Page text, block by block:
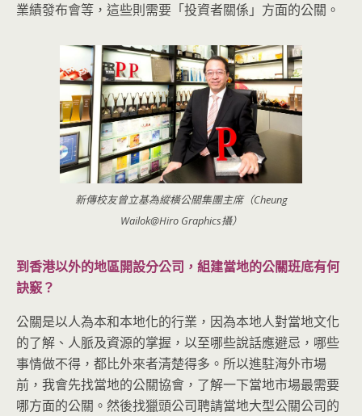
業績發布會等，這些則需要「投資者關係」方面的公關。
新傳校友曾立基為縱橫公關集團主席（Cheung
Wailok@Hiro Graphics攝）
到香港以外的地區開設分公司，組建當地的公關班底有何
訣竅？
公關是以人為本和本地化的行業，因為本地人對當地文化
的了解、人脈及資源的掌握，以至哪些說話應避忌，哪些
事情做不得，都比外來者清楚得多。所以進駐海外市場
前，我會先找當地的公關協會，了解一下當地市場最需要
哪方面的公關。然後找獵頭公司聘請當地大型公關公司的